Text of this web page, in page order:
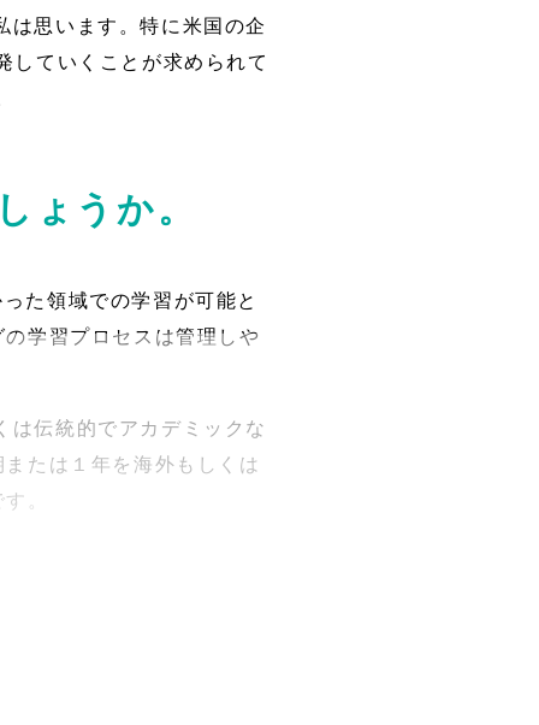
は思います。特に米国の企
していくことが求められて
ょうか。
た領域での学習が可能と
学習プロセスは管理しや
は伝統的でアカデミックな
たは１年を海外もしくは
。